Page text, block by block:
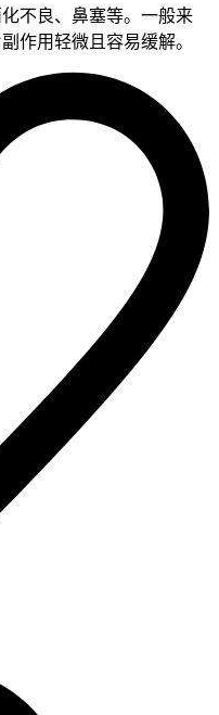
不良、鼻塞等。一般来
作用轻微且容易缓解。